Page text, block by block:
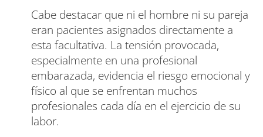
Cabe destacar que ni el hombre ni su pareja
eran pacientes asignados directamente a
esta facultativa. La tensión provocada,
especialmente en una profesional
embarazada, evidencia el riesgo emocional y
físico al que se enfrentan muchos
profesionales cada día en el ejercicio de su
labor.